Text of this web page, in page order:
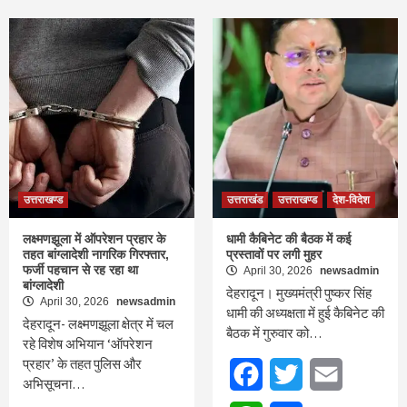
उत्तराखण्ड
लक्ष्मणझूला में ऑपरेशन प्रहार के
तहत बांग्लादेशी नागरिक गिरफ्तार,
फर्जी पहचान से रह रहा था
बांग्लादेशी
April 30, 2026 newsadmin
देहरादून- लक्ष्मणझूला क्षेत्र में चल
रहे विशेष अभियान ‘ऑपरेशन
प्रहार’ के तहत पुलिस और
अभिसूचना…
उत्तराखंड उत्तराखण्ड देश-विदेश
धामी कैबिनेट की बैठक में कई
प्रस्तावों पर लगी मुहर
April 30, 2026 newsadmin
देहरादून। मुख्यमंत्री पुष्कर सिंह
धामी की अध्यक्षता में हुई कैबिनेट की
बैठक में गुरुवार को…
FacebookTwitter